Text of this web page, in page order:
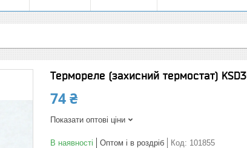
Термореле (захисний термостат)
74 ₴
Показати оптові ціни
В наявності Оптом і в роздріб Код: 101855